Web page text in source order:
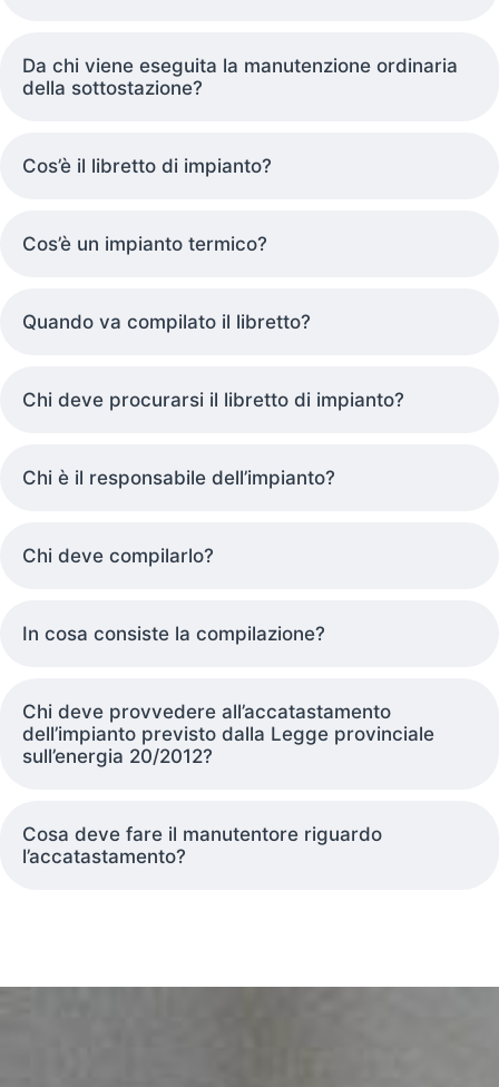
Da chi viene eseguita la manutenzione ordinaria
della sottostazione?
Cos’è il libretto di impianto?
Cos’è un impianto termico?
Quando va compilato il libretto?
Chi deve procurarsi il libretto di impianto?
Chi è il responsabile dell’impianto?
Chi deve compilarlo?
In cosa consiste la compilazione?
Chi deve provvedere all’accatastamento
dell’impianto previsto dalla Legge provinciale
sull’energia 20/2012?
Cosa deve fare il manutentore riguardo
l’accatastamento?